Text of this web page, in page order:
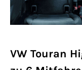
VW Touran